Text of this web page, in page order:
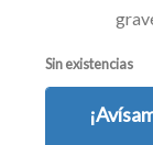
Sin existencias